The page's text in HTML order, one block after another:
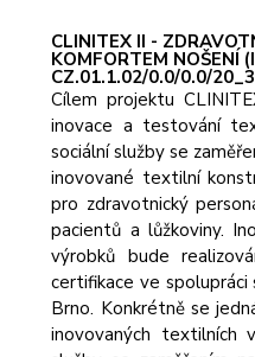
CLINITEX II -
KOMFORTEM NOŠENÍ
CZ.01.1.02/0.0/0.0/
Cílem projektu
inovace a testování
sociální služby se
inovované textilní
pro zdravotnický
pacientů a lůžkoviny.
výrobků bude
certifikace ve
Brno. Konkrétně se
inovovaných textilních